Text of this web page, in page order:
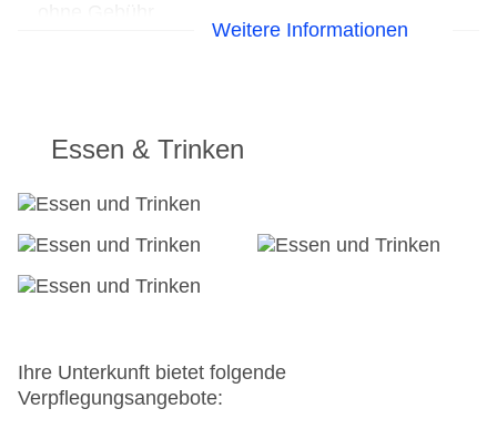
Tagungseinrichtungen: Konferenzräume: 6,
Landeskategorie: 3 Sterne
Weitere Informationen
Essen & Trinken
Ihre Unterkunft bietet folgende
Verpflegungsangebote: